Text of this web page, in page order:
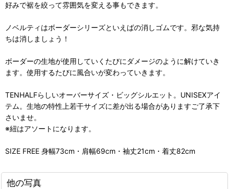
好みで裾を絞って雰囲気を変える事もできます。
ノベルティはボーダーシリーズといえばの消しゴムです。邪な気持
ちは消しましょう！
ボーダーの生地が使用していくたびにダメージのように解けていき
ます。使用するたびに風合いが変わっていきます。
TENHALFらしいオーバーサイズ・ビッグシルエット。UNISEXアイ
テム。生地の特性上若干サイズに差が出る場合がありますご了承下
さいませ。
※紐はアソートになります。
SIZE FREE 身幅73cm・肩幅69cm・袖丈21cm・着丈82cm
他の写真